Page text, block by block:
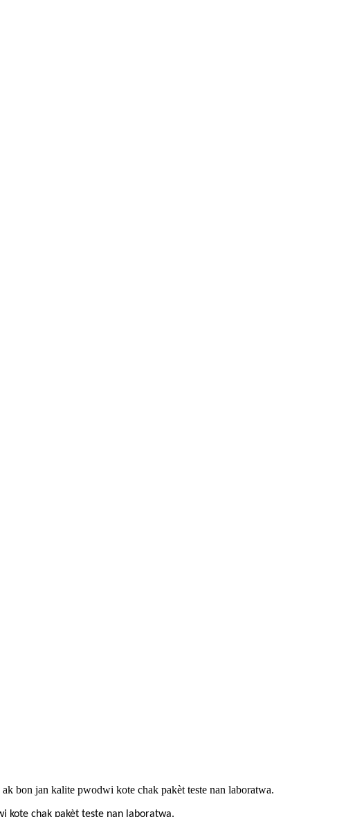
bon jan kalite pwodwi kote chak pakèt teste nan laboratwa.
kote chak pakèt teste nan laboratwa.